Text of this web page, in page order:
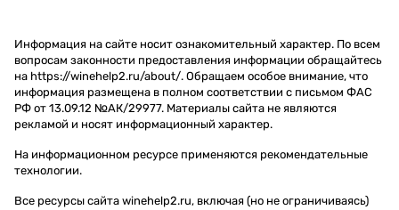
Информация на сайте носит ознакомительный характер. По всем
вопросам законности предоставления информации обращайтесь
на https://winehelp2.ru/about/. Обращаем особое внимание, что
информация размещена в полном соответствии с письмом ФАС
РФ от 13.09.12 №АК/29977. Материалы сайта не являются
рекламой и носят информационный характер.
На информационном ресурсе применяются рекомендательные
технологии.
Все ресурсы сайта winehelp2.ru, включая (но не ограничиваясь)